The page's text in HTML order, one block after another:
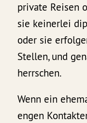
private Reisen
sie keinerlei
oder sie
Stellen, und
herrschen.
Wenn ein
engen